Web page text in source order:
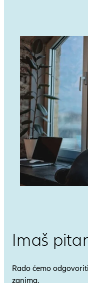
Imaš
Rado ćemo
zanima.